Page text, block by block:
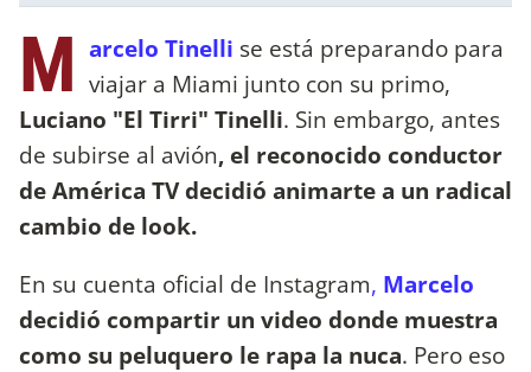
M arcelo Tinelli se está preparando para
viajar a Miami junto con su primo,
Luciano "El Tirri" Tinelli. Sin embargo, antes
de subirse al avión, el reconocido conductor
de América TV decidió animarte a un radical
cambio de look.
En su cuenta oficial de Instagram, Marcelo
decidió compartir un video donde muestra
como su peluquero le rapa la nuca. Pero eso